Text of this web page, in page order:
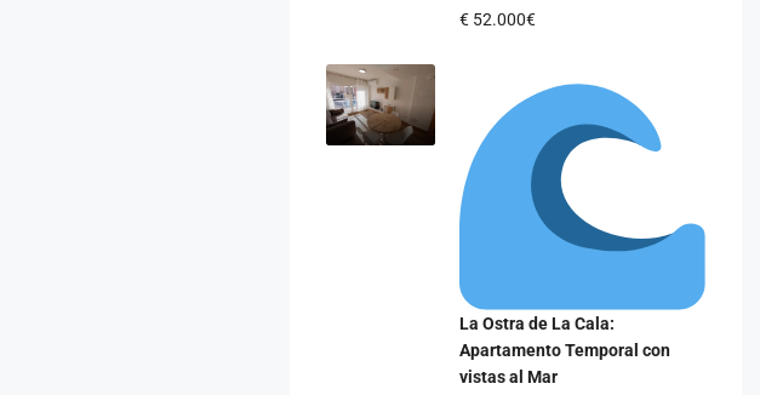
€ 52.000€
La Ostra de La Cala:
Apartamento Temporal con
vistas al Mar